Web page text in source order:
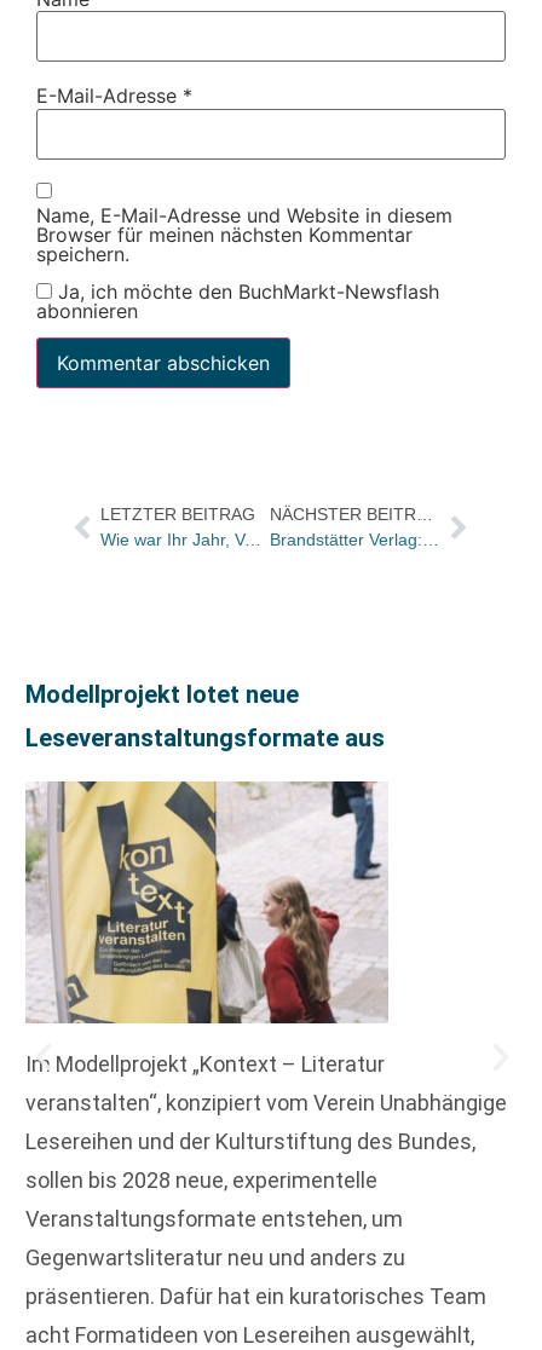
E-Mail-Adresse *
Name, E-Mail-Adresse und Website in diesem
Browser für meinen nächsten Kommentar
speichern.
Ja, ich möchte den BuchMarkt-Newsflash
abonnieren
LETZTER BEITRAG
Wie war Ihr Jahr, Vera Corsmeyer?
NÄCHSTER BEITRAG
Brandstätter Verlag: Linda Schleif übernimmt die Kommunikation
Modellprojekt lotet neue
Leseveranstaltungsformate aus
Im Modellprojekt „Kontext – Literatur
veranstalten“, konzipiert vom Verein Unabhängige
Lesereihen und der Kulturstiftung des Bundes,
sollen bis 2028 neue, experimentelle
Veranstaltungsformate entstehen, um
Gegenwartsliteratur neu und anders zu
präsentieren. Dafür hat ein kuratorisches Team
acht Formatideen von Lesereihen ausgewählt,